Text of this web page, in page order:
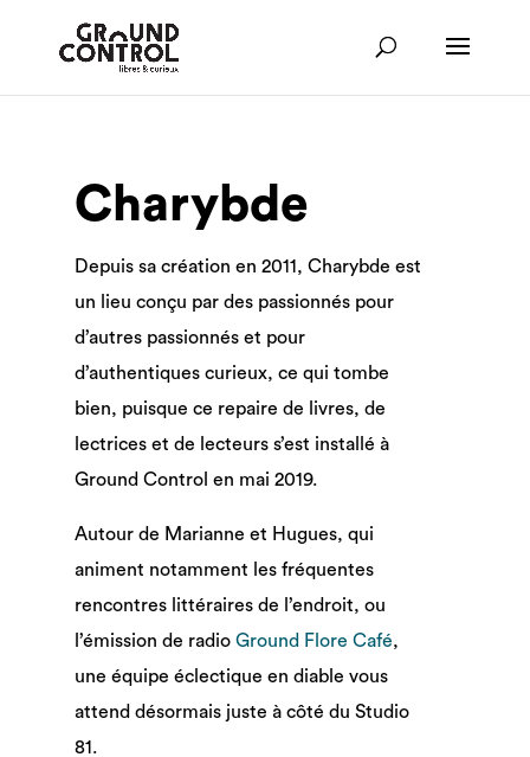
Charybde
Depuis sa création en 2011, Charybde est
un lieu conçu par des passionnés pour
d’autres passionnés et pour
d’authentiques curieux, ce qui tombe
bien, puisque ce repaire de livres, de
lectrices et de lecteurs s’est installé à
Ground Control en mai 2019.
Autour de Marianne et Hugues, qui
animent notamment les fréquentes
rencontres littéraires de l’endroit, ou
l’émission de radio Ground Flore Café,
une équipe éclectique en diable vous
attend désormais juste à côté du Studio
81.